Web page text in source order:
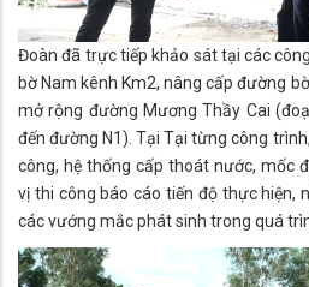
Đoàn đã trực tiếp khảo sát tại các
bờ Nam kênh Km2, nâng cấp đường
mở rộng đường Mương Thầy Cai
đến đường N1). Tại Tại từng công
công, hệ thống cấp thoát nước, mốc
vị thi công báo cáo tiến độ thực hiện,
các vướng mắc phát sinh trong quá